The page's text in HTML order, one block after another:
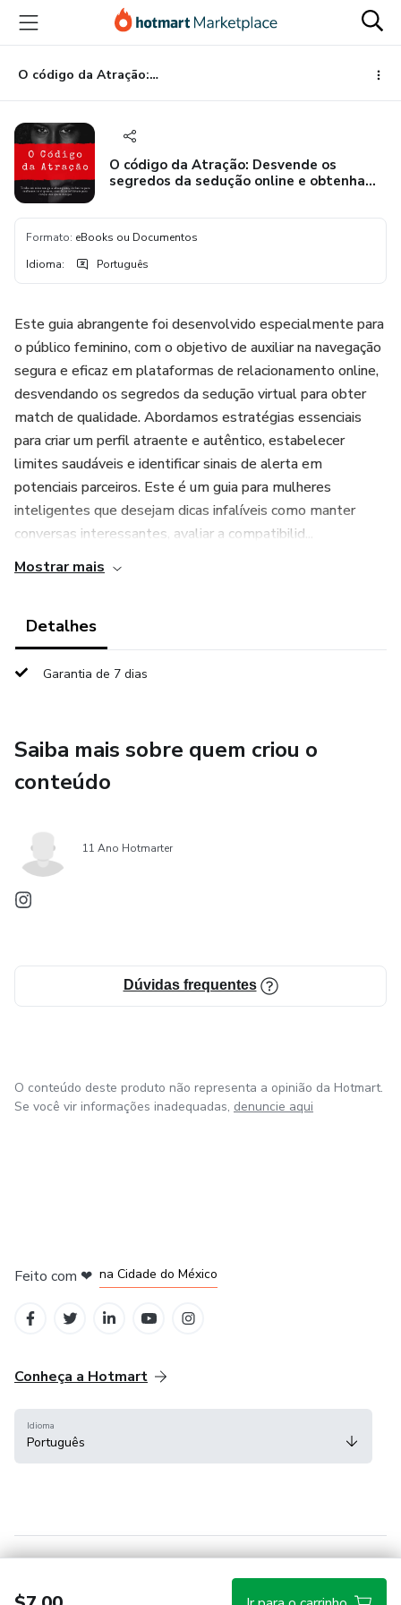
para
conteúdo
principal
para
pagamento
para
rodapé
O código da Atração: Desvende os segredos da sedução online e obtenha match de alto padrão
O código da Atração: Desvende os
segredos da sedução online e obtenha
Formato: eBooks ou Documentos
Idioma: Português
Este guia abrangente foi desenvolvido especialmente para
o público feminino, com o objetivo de auxiliar na navegação
segura e eficaz em plataformas de relacionamento online,
desvendando os segredos da sedução virtual para obter
match de qualidade. Abordamos estratégias essenciais
para criar um perfil atraente e autêntico, estabelecer
limites saudáveis e identificar sinais de alerta em
potenciais parceiros. Este é um guia para mulheres
inteligentes que desejam dicas infalíveis como manter
conversas interessantes, avaliar a compatibilid...
Mostrar mais
Detalhes
Garantia de 7 dias
Saiba mais sobre quem criou o
conteúdo
11 Ano Hotmarter
Dúvidas frequentes
O conteúdo deste produto não representa a opinião da Hotmart.
Se você vir informações inadequadas, denuncie aqui
Feito com ❤ na Cidade do México
Conheça a Hotmart
Idioma
Português